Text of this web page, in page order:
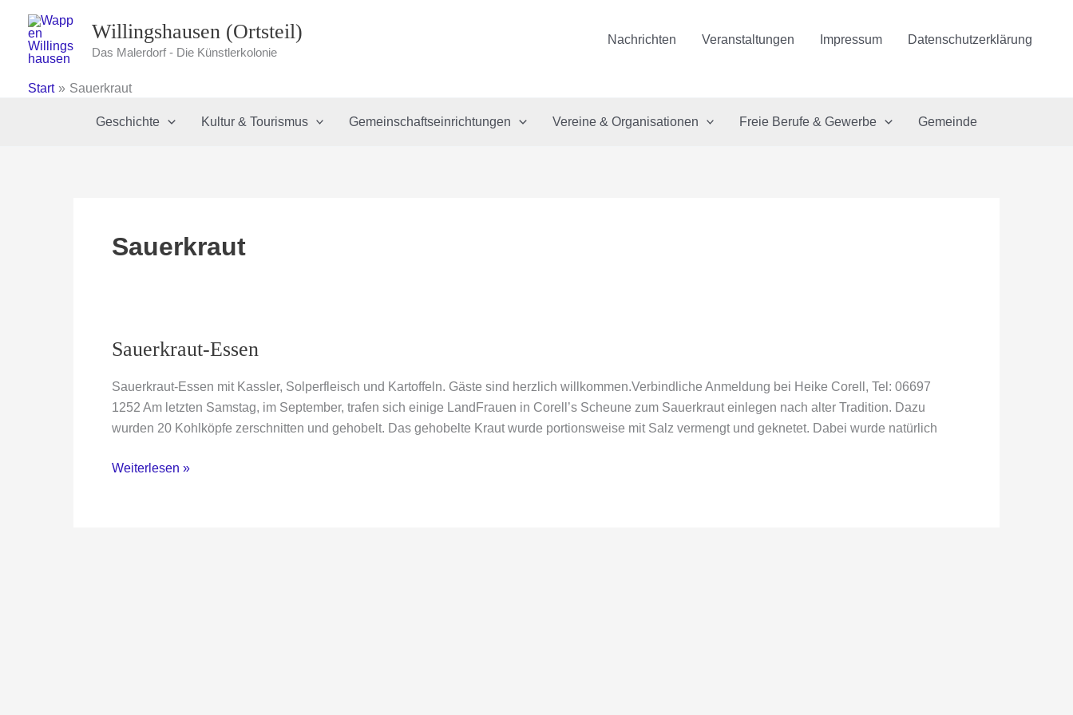
Inhalt
springen
Willingshausen (Ortsteil)
Das Malerdorf - Die Künstlerkolonie
Nachrichten Veranstaltungen Impressum Datenschutzerklärung
Start Sauerkraut
Geschichte Kultur & Tourismus Gemeinschaftseinrichtungen Vereine & Organisationen Freie Berufe & Gewerbe Gemeinde
Sauerkraut
Sauerkraut-Essen
Sauerkraut-Essen mit Kassler, Solperfleisch und Kartoffeln. Gäste sind herzlich willkommen.Verbindliche Anmeldung bei Heike Corell, Tel: 06697
1252 Am letzten Samstag, im September, trafen sich einige LandFrauen in Corell’s Scheune zum Sauerkraut einlegen nach alter Tradition. Dazu
wurden 20 Kohlköpfe zerschnitten und gehobelt. Das gehobelte Kraut wurde portionsweise mit Salz vermengt und geknetet. Dabei wurde natürlich
Sauerkraut-
Weiterlesen »